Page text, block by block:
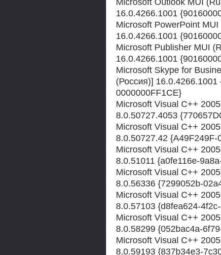
16.0.4266.1001
Microsoft PowerPoint
16.0.4266.1001
Microsoft Publisher MUI
16.0.4266.1001
Microsoft Skype for
(Россия)]
0000000FF1CE}
Microsoft Visual C++
8.0.50727.4053
Microsoft Visual C++
8.0.50727.42
Microsoft Visual C++
8.0.51011 {a0fe116e-
Microsoft Visual C++
8.0.56336 {7299052b-
Microsoft Visual C++
8.0.57103 {d8fea624-
Microsoft Visual C++
8.0.58299 {052bac4a-
Microsoft Visual C++
8.0.59193 {837b34e3-